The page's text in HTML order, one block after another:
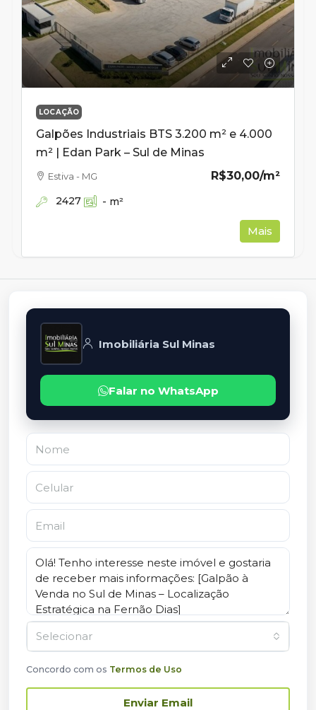
LOCAÇÃO
Galpões Industriais BTS 3.200 m² e 4.000
m² | Edan Park – Sul de Minas
R$30,00/m²
Estiva - MG
2427 - m²
Mais
Imobiliária Sul Minas
Falar no WhatsApp
Selecionar
Concordo com os Termos de Uso
Enviar Email